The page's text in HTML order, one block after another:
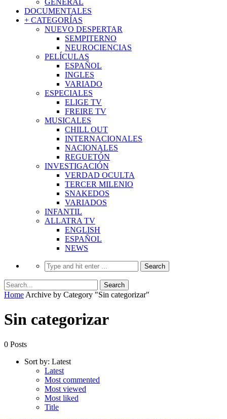
DOCUMENTALES
+ CATEGORÍAS
NUEVO DESPERTAR
SEMPITERNO
NEUROCIENCIAS
PELÍCULAS
ESPAÑOL
INGLES
VARIADO
ESPECIALES
ELIGE TV
FREIRE TV
MUSICALES
CHILL OUT
INTERNACIONALES
NACIONALES
REGUETÓN
INVESTIGACIÓN
VERDAD OCULTA
TERCER MILENIO
SNAKEDOS
VARIADOS
INFANTIL
ALLATRA TV
ENGLISH
ESPAÑOL
NEWS
Home Archive by Category "Sin categorizar"
Sin categorizar
0 Posts
Sort by: Latest
Latest
Most commented
Most viewed
Most liked
Title